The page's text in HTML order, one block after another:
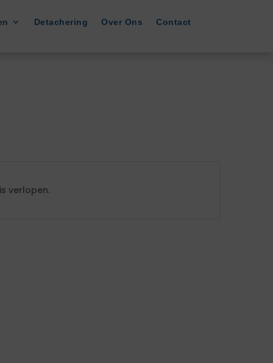
Detachering Over Ons Contact
verlopen.